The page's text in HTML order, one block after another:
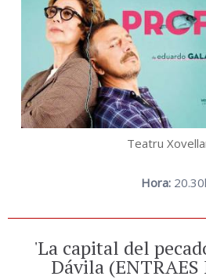
Teatru
Hora:
'La capital del
Dávila (ENTRAES